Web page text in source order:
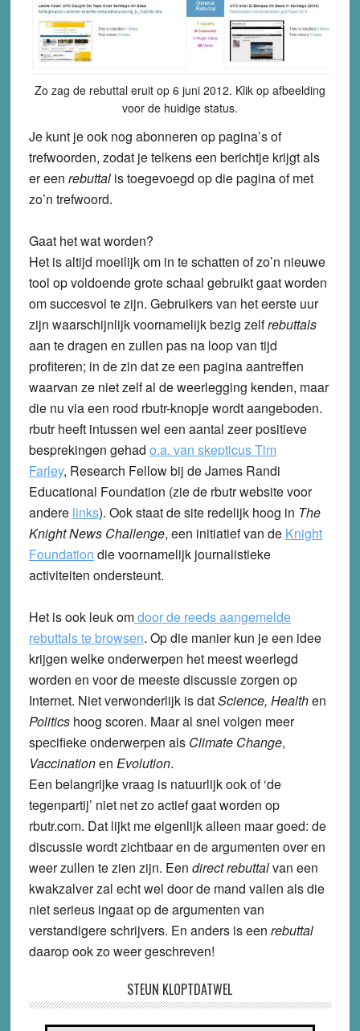
Zo zag de rebuttal eruit op 6 juni 2012. Klik op afbeelding
voor de huidige status.
Je kunt je ook nog abonneren op pagina’s of
trefwoorden, zodat je telkens een berichtje krijgt als
er een rebuttalis toegevoegd op die pagina of met
zo’n trefwoord.
Gaat het wat worden?
Het is altijd moeilijk om in te schatten of zo’n nieuwe
tool op voldoende grote schaal gebruikt gaat worden
om succesvol te zijn. Gebruikers van het eerste uur
zijn waarschijnlijk voornamelijk bezig zelfrebuttals
aan te dragen en zullen pas na loop van tijd
profiteren; in de zin dat ze een pagina aantreffen
waarvan ze niet zelf al de weerlegging kenden, maar
die nu via een rood rbutr-knopje wordt aangeboden.
rbutr heeft intussen wel een aantal zeer positieve
besprekingen gehad o.a. van skepticus Tim
Farley, Research Fellow bij de James Randi
Educational Foundation (zie de rbutr website voor
andere links). Ook staat de site redelijk hoog in The
Knight News Challenge, een initiatief van de Knight
Foundation die voornamelijk journalistieke
activiteiten ondersteunt.
Het is ook leuk omdoor de reeds aangemelde
rebuttals te browsen. Op die manier kun je een idee
krijgen welke onderwerpen het meest weerlegd
worden en voor de meeste discussie zorgen op
Internet. Niet verwonderlijk is datScience, Healthen
Politicshoog scoren. Maar al snel volgen meer
specifieke onderwerpen als Climate Change,
Vaccinationen Evolution.
Een belangrijke vraag is natuurlijk ook of ‘de
tegenpartij’ niet net zo actief gaat worden op
rbutr.com. Dat lijkt me eigenlijk alleen maar goed: de
discussie wordt zichtbaar en de argumenten over en
weer zullen te zien zijn. Een direct rebuttalvan een
kwakzalver zal echt wel door de mand vallen als die
niet serieus ingaat op de argumenten van
verstandigere schrijvers. En anders is een rebuttal
daarop ook zo weer geschreven!
STEUN KLOPTDATWEL